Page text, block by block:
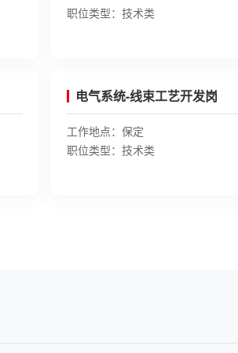
职位类型：技术类
电气系统-线束工艺开发岗
工作地点：保定
职位类型：技术类